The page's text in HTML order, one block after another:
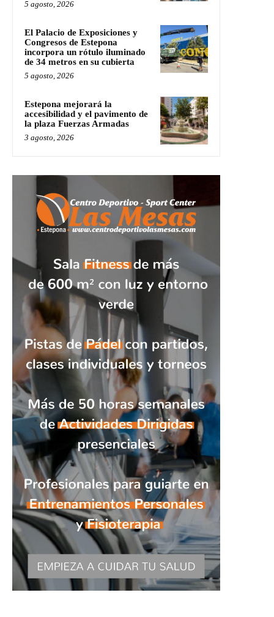
5 agosto, 2026
El Palacio de Exposiciones y
Congresos de Estepona
incorpora un rótulo iluminado
de 34 metros en su cubierta
5 agosto, 2026
Estepona mejorará la
accesibilidad y el pavimento de
la plaza Fuerzas Armadas
3 agosto, 2026